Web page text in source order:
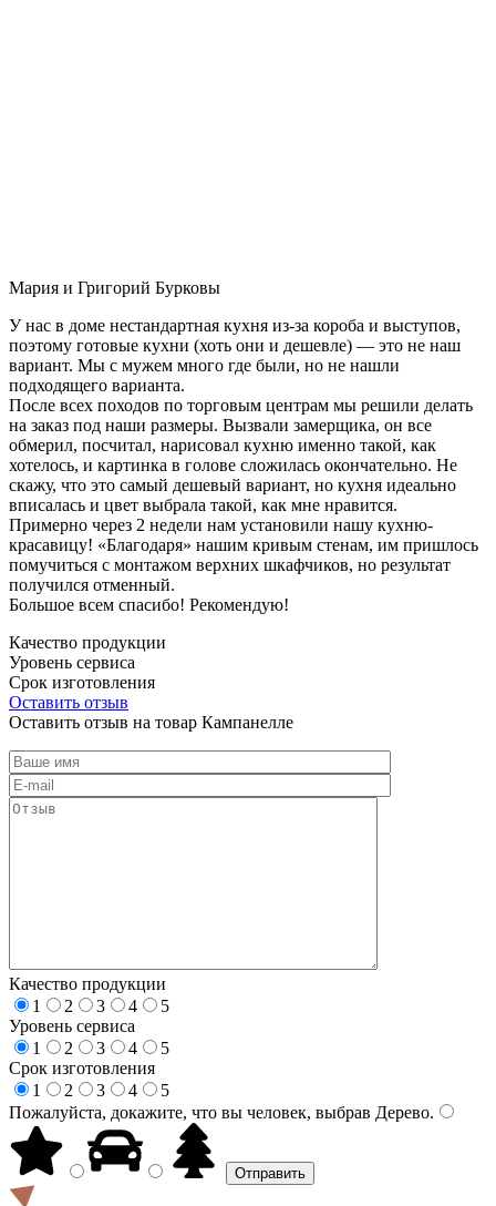
Мария и Григорий Бурковы
У нас в доме нестандартная кухня из-за короба и выступов,
поэтому готовые кухни (хоть они и дешевле) — это не наш
вариант. Мы с мужем много где были, но не нашли
подходящего варианта.
После всех походов по торговым центрам мы решили делать
на заказ под наши размеры. Вызвали замерщика, он все
обмерил, посчитал, нарисовал кухню именно такой, как
хотелось, и картинка в голове сложилась окончательно. Не
скажу, что это самый дешевый вариант, но кухня идеально
вписалась и цвет выбрала такой, как мне нравится.
Примерно через 2 недели нам установили нашу кухню-
красавицу! «Благодаря» нашим кривым стенам, им пришлось
помучиться с монтажом верхних шкафчиков, но результат
получился отменный.
Большое всем спасибо! Рекомендую!
Качество продукции
Уровень сервиса
Срок изготовления
Оставить отзыв
Оставить отзыв на товар Кампанелле
Качество продукции
1
2 3 4
5
Уровень сервиса
1
2 3 4
5
Срок изготовления
1
2 3 4
5
Пожалуйста, докажите, что вы человек, выбрав Дерево.